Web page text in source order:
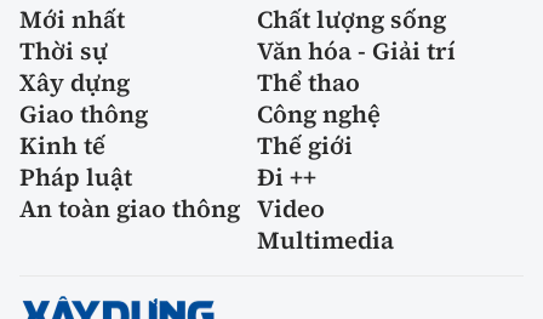
Mới nhất
Chất lượng sống
Thời sự
Văn hóa - Giải trí
Xây dựng
Thể thao
Giao thông
Công nghệ
Kinh tế
Thế giới
Pháp luật
Đi ++
An toàn giao thông Video
Multimedia